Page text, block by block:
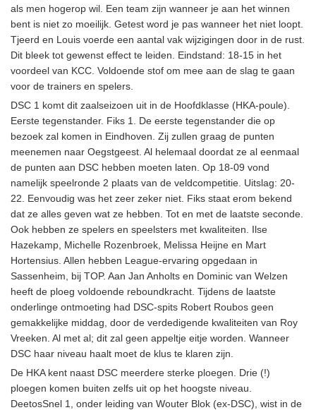
als men hogerop wil. Een team zijn wanneer je aan het winnen
bent is niet zo moeilijk. Getest word je pas wanneer het niet loopt.
Tjeerd en Louis voerde een aantal vak wijzigingen door in de rust.
Dit bleek tot gewenst effect te leiden. Eindstand: 18-15 in het
voordeel van KCC. Voldoende stof om mee aan de slag te gaan
voor de trainers en spelers.
DSC 1 komt dit zaalseizoen uit in de Hoofdklasse (HKA-poule).
Eerste tegenstander. Fiks 1. De eerste tegenstander die op
bezoek zal komen in Eindhoven. Zij zullen graag de punten
meenemen naar Oegstgeest. Al helemaal doordat ze al eenmaal
de punten aan DSC hebben moeten laten. Op 18-09 vond
namelijk speelronde 2 plaats van de veldcompetitie. Uitslag: 20-
22. Eenvoudig was het zeer zeker niet. Fiks staat erom bekend
dat ze alles geven wat ze hebben. Tot en met de laatste seconde.
Ook hebben ze spelers en speelsters met kwaliteiten. Ilse
Hazekamp, Michelle Rozenbroek, Melissa Heijne en Mart
Hortensius. Allen hebben League-ervaring opgedaan in
Sassenheim, bij TOP. Aan Jan Anholts en Dominic van Welzen
heeft de ploeg voldoende reboundkracht. Tijdens de laatste
onderlinge ontmoeting had DSC-spits Robert Roubos geen
gemakkelijke middag, door de verdedigende kwaliteiten van Roy
Vreeken. Al met al; dit zal geen appeltje eitje worden. Wanneer
DSC haar niveau haalt moet de klus te klaren zijn.
De HKA kent naast DSC meerdere sterke ploegen. Drie (!)
ploegen komen buiten zelfs uit op het hoogste niveau.
DeetosSnel 1, onder leiding van Wouter Blok (ex-DSC), wist in de